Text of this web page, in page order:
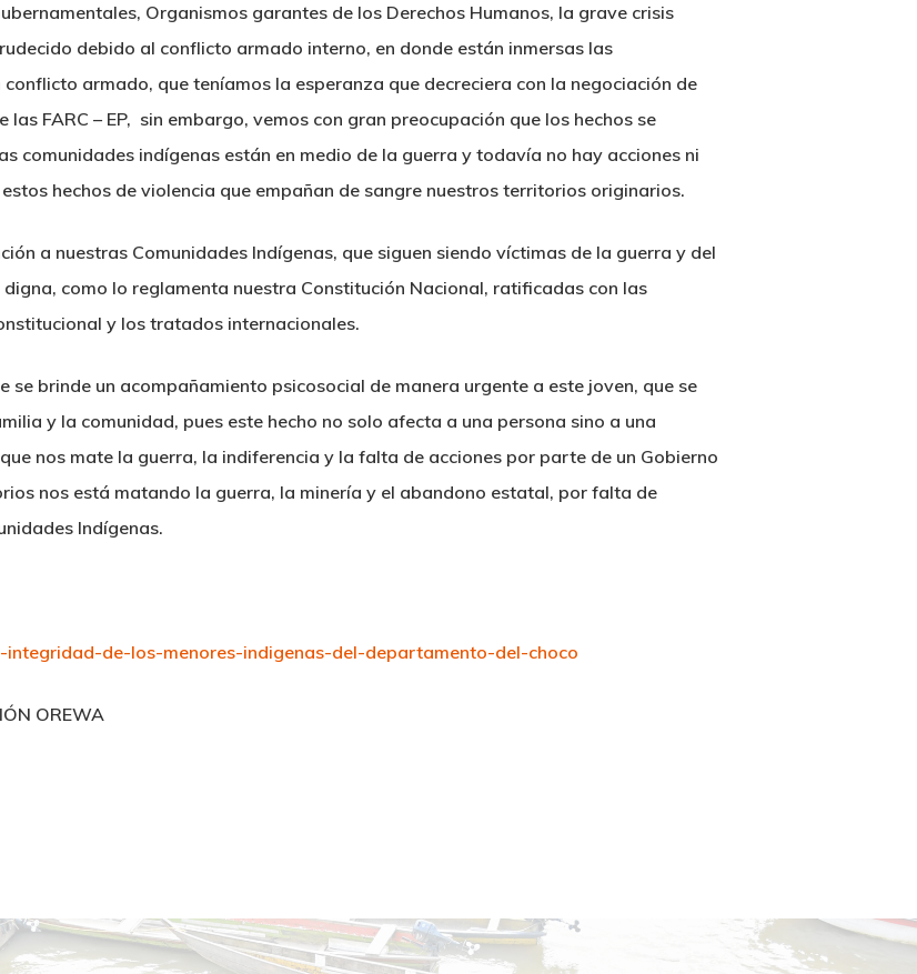
Organismos garantes de los Derechos Humanos, la grave crisis
debido al conflicto armado interno, en donde están inmersas las
armado, que teníamos la esperanza que decreciera con la negociación de
FARC – EP, sin embargo, vemos con gran preocupación que los hechos se
comunidades indígenas están en medio de la guerra y todavía no hay acciones ni
hechos de violencia que empañan de sangre nuestros territorios originarios.
a nuestras Comunidades Indígenas, que siguen siendo víctimas de la guerra y del
como lo reglamenta nuestra Constitución Nacional, ratificadas con las
y los tratados internacionales.
se brinde un acompañamiento psicosocial de manera urgente a este joven, que se
y la comunidad, pues este hecho no solo afecta a una persona sino a una
nos mate la guerra, la indiferencia y la falta de acciones por parte de un Gobierno
nos está matando la guerra, la minería y el abandono estatal, por falta de
Indígenas.
de-los-menores-indigenas-del-departamento-del-choco
OREWA